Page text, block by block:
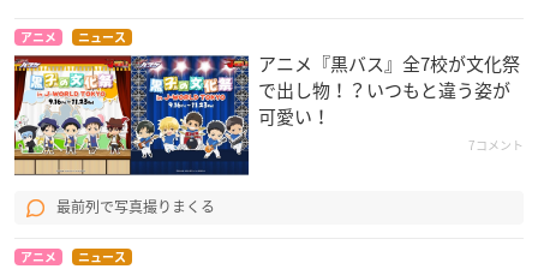
アニメ ニュース
アニメ『黒バス』全7校が文化祭
で出し物！？いつもと違う姿が
可愛い！
7コメント
最前列で写真撮りまくる
アニメ ニュース